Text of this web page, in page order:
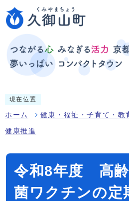
現在位置
ホーム 健康・福祉・子育て・教
健康推進
令和8年度 高
菌ワクチンの定